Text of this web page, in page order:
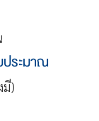
ประมาณ
มี)